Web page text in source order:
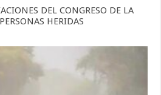
DEL CONGRESO DE LA
HERIDAS